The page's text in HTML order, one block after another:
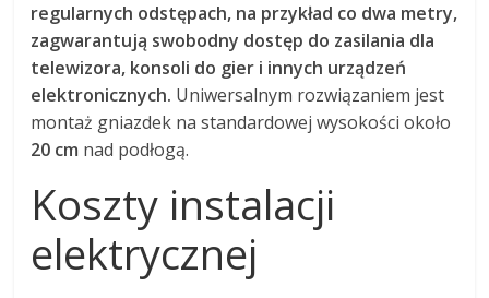
regularnych odstępach, na przykład co dwa metry,
zagwarantują swobodny dostęp do zasilania dla
telewizora, konsoli do gier i innych urządzeń
elektronicznych. Uniwersalnym rozwiązaniem jest
montaż gniazdek na standardowej wysokości około
20 cm nad podłogą.
Koszty instalacji
elektrycznej